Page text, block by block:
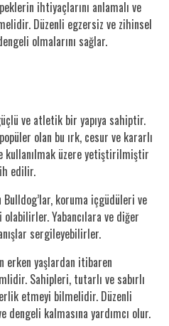
ihtiyaçlarını anlamalı ve
Düzenli egzersiz ve zihinsel
olmalarını sağlar.
ve atletik bir yapıya sahiptir.
olan bu ırk, cesur ve kararlı
kullanılmak üzere yetiştirilmiştir
edilir.
Bulldog’lar, koruma içgüdüleri ve
Yabancılara ve diğer
sergileyebilirler.
erken yaşlardan itibaren
Sahipleri, tutarlı ve sabırlı
etmeyi bilmelidir. Düzenli
dengeli kalmasına yardımcı olur.